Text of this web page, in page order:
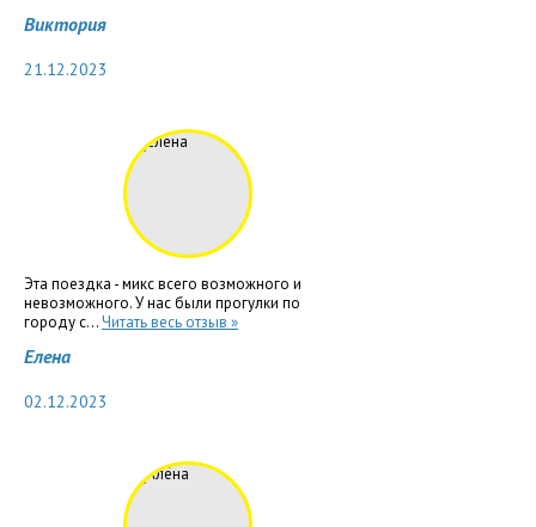
Виктория
21.12.2023
Эта поездка - микс всего возможного и
невозможного. У нас были прогулки по
городу с...Читать весь отзыв »
Елена
02.12.2023